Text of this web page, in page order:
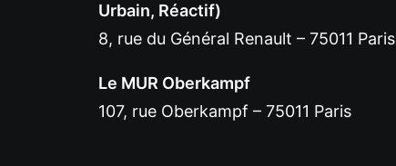
Urbain, Réactif)
8, rue du Général Renault – 75011 Paris
Le MUR Oberkampf
107, rue Oberkampf – 75011 Paris